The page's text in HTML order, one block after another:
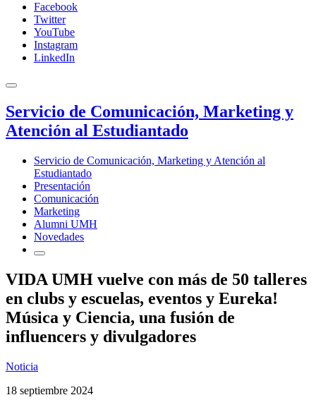
Facebook
Twitter
YouTube
Instagram
LinkedIn
Servicio de Comunicación, Marketing y
Atención al Estudiantado
Servicio de Comunicación, Marketing y Atención al
Estudiantado
Presentación
Comunicación
Marketing
Alumni UMH
Novedades
VIDA UMH vuelve con más de 50 talleres
en clubs y escuelas, eventos y Eureka!
Música y Ciencia, una fusión de
influencers y divulgadores
Noticia
18 septiembre 2024